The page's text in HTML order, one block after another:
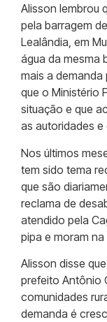
Alisson lembrou
pela barragem
Lealândia, em
água da mesma
mais a demanda
que o Ministério
situação e que
as autoridades
Nos últimos
tem sido tema
que são
reclama de
atendido pela
pipa e moram
Alisson disse
prefeito Antônio
comunidades
demanda é